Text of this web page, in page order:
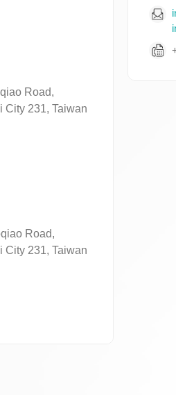
Road,
City 231, Taiwan
Road,
City 231, Taiwan